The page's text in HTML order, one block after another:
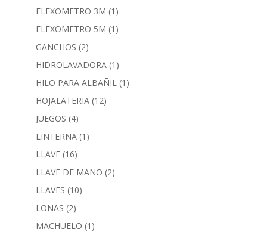
FLEXOMETRO 3M (1)
FLEXOMETRO 5M (1)
GANCHOS (2)
HIDROLAVADORA (1)
HILO PARA ALBAÑIL (1)
HOJALATERIA (12)
JUEGOS (4)
LINTERNA (1)
LLAVE (16)
LLAVE DE MANO (2)
LLAVES (10)
LONAS (2)
MACHUELO (1)